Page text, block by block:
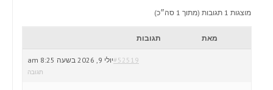
מוצגות 1 תגובות (מתוך 1 סה״כ)
מאת תגובות
יולי 9, 2026 בשעה 8:25 am#52519
תגובה